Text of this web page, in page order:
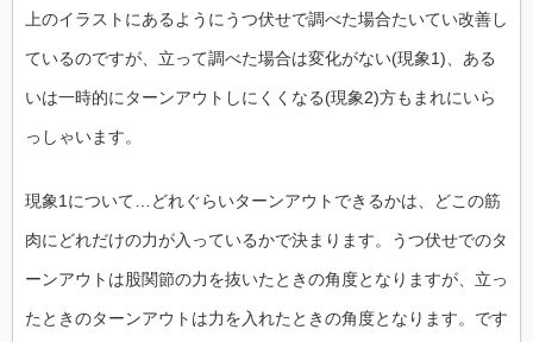
上のイラストにあるようにうつ伏せで調べた場合たいてい改善し
ているのですが、立って調べた場合は変化がない(現象1)、ある
いは一時的にターンアウトしにくくなる(現象2)方もまれにいら
っしゃいます。
現象1について…どれぐらいターンアウトできるかは、どこの筋
肉にどれだけの力が入っているかで決まります。うつ伏せでのタ
ーンアウトは股関節の力を抜いたときの角度となりますが、立っ
たときのターンアウトは力を入れたときの角度となります。です